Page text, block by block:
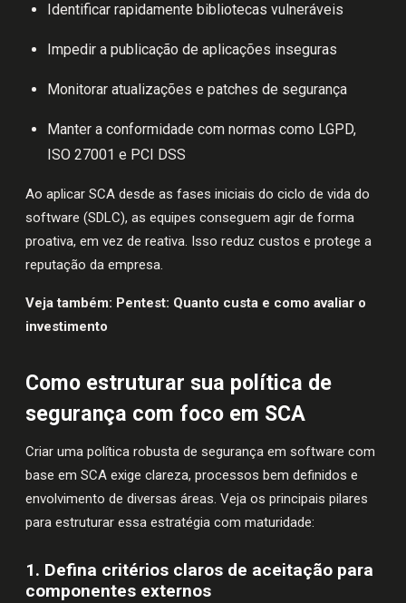
Identificar rapidamente bibliotecas vulneráveis
Impedir a publicação de aplicações inseguras
Monitorar atualizações e patches de segurança
Manter a conformidade com normas como LGPD,
ISO 27001 e PCI DSS
Ao aplicar SCA desde as fases iniciais do ciclo de vida do
software (SDLC), as equipes conseguem agir de forma
proativa, em vez de reativa. Isso reduz custos e protege a
reputação da empresa.
Veja também: Pentest: Quanto custa e como avaliar o
investimento
Como estruturar sua política de
segurança com foco em SCA
Criar uma política robusta de segurança em software com
base em SCA exige clareza, processos bem definidos e
envolvimento de diversas áreas. Veja os principais pilares
para estruturar essa estratégia com maturidade:
1. Defina critérios claros de aceitação para
componentes externos